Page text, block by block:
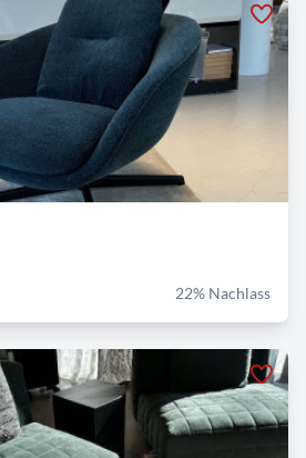
22% Nachlass